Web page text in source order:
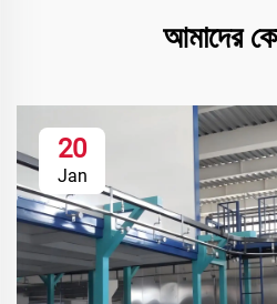
আমাদের
20
Jan